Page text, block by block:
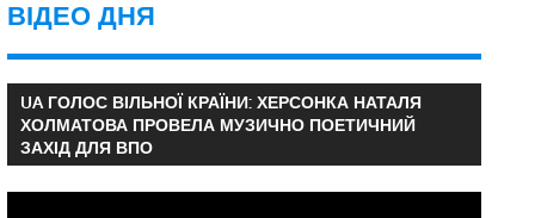
ВІДЕО ДНЯ
UA ГОЛОС ВІЛЬНОЇ КРАЇНИ: ХЕРСОНКА НАТАЛЯ
ХОЛМАТОВА ПРОВЕЛА МУЗИЧНО ПОЕТИЧНИЙ
ЗАХІД ДЛЯ ВПО